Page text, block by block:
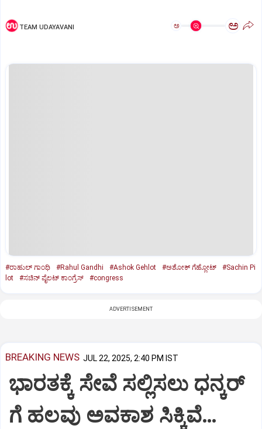
TEAM UDAYAVANI ಅ ಅ
#ರಾಹುಲ್‌ ಗಾಂಧಿ #Rahul Gandhi #Ashok Gehlot #ಅಶೋಕ್‌ ಗೆಹ್ಲೋಟ್‌
#Sachin Pi
lot
#ಸಚಿನ್‌ ಪೈಲಟ್‌ ಕಾಂಗ್ರೆಸ್‌ #congress
ADVERTISEMENT
BREAKING NEWS JUL 22, 2025, 2:40 PM IST
ಭಾರತಕ್ಕೆ ಸೇವೆ ಸಲ್ಲಿಸಲು ಧನ್ಕರ್‌
ಗೆ ಹಲವು ಅವಕಾಶ ಸಿಕ್ಕಿವೆ…